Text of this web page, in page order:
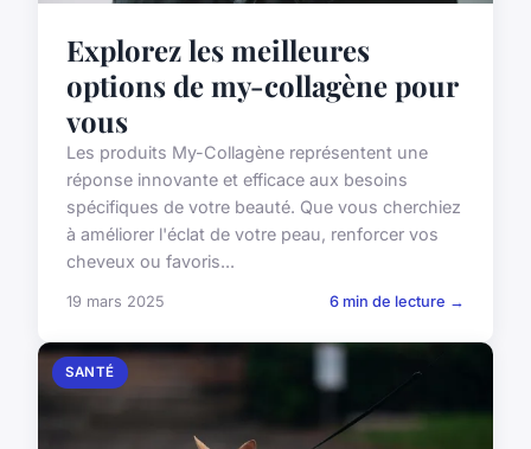
Explorez les meilleures
options de my-collagène pour
vous
Les produits My-Collagène représentent une
réponse innovante et efficace aux besoins
spécifiques de votre beauté. Que vous cherchiez
à améliorer l'éclat de votre peau, renforcer vos
cheveux ou favoris...
19 mars 2025 6 min de lecture →
SANTÉ